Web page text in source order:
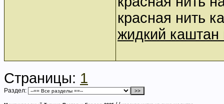
красная нить
жидкий каштан
Страницы: 1
Раздел: